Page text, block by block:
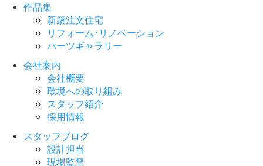
作品集
新築注文住宅
リフォーム･リノベーション
パーツギャラリー
会社案内
会社概要
環境への取り組み
スタッフ紹介
採用情報
スタッフブログ
設計担当
現場監督